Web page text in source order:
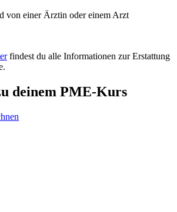
von einer Ärztin oder einem Arzt
findest du alle Informationen zur Erstattung
deinem PME-Kurs